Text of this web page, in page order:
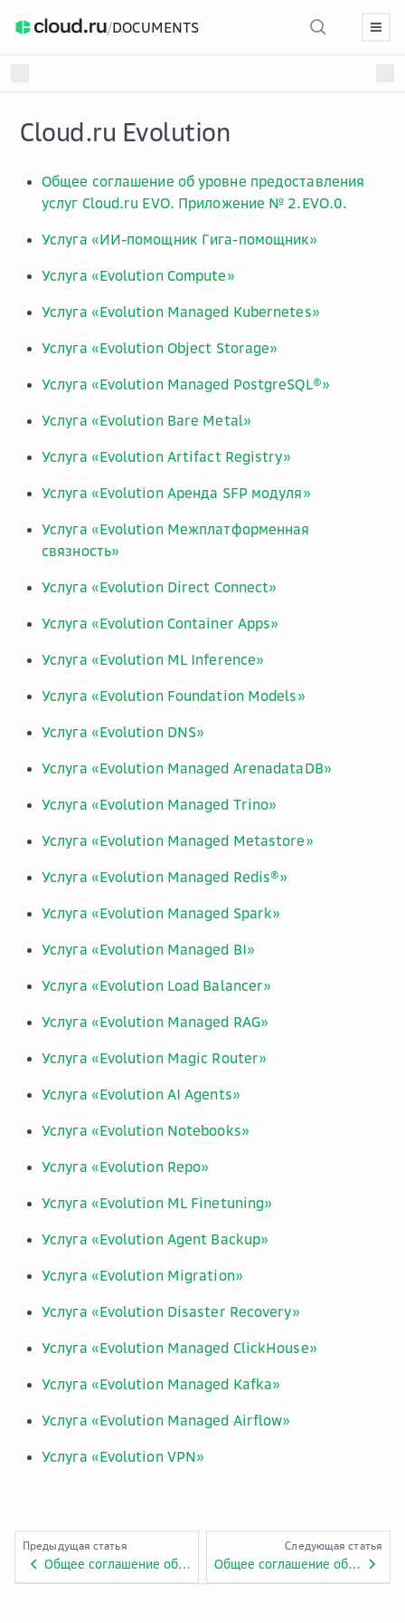
/DOCUMENTS
Cloud.ru Evolution
Общее соглашение об уровне предоставления
услуг Cloud.ru EVO. Приложение № 2.EVO.0.
Услуга «ИИ-помощник Гига-помощник»
Услуга «Evolution Compute»
Услуга «Evolution Managed Kubernetes»
Услуга «Evolution Object Storage»
Услуга «Evolution Managed PostgreSQL®»
Услуга «Evolution Bare Metal»
Услуга «Evolution Artifact Registry»
Услуга «Evolution Аренда SFP модуля»
Услуга «Evolution Межплатформенная
связность»
Услуга «Evolution Direct Connect»
Услуга «Evolution Container Apps»
Услуга «Evolution ML Inference»
Услуга «Evolution Foundation Models»
Услуга «Evolution DNS»
Услуга «Evolution Managed ArenadataDB»
Услуга «Evolution Managed Trino»
Услуга «Evolution Managed Metastore»
Услуга «Evolution Managed Redis®»
Услуга «Evolution Managed Spark»
Услуга «Evolution Managed BI»
Услуга «Evolution Load Balancer»
Услуга «Evolution Managed RAG»
Услуга «Evolution Magic Router»
Услуга «Evolution AI Agents»
Услуга «Evolution Notebooks»
Услуга «Evolution Repo»
Услуга «Evolution ML Finetuning»
Услуга «Evolution Agent Backup»
Услуга «Evolution Migration»
Услуга «Evolution Disaster Recovery»
Услуга «Evolution Managed ClickHouse»
Услуга «Evolution Managed Kafka»
Услуга «Evolution Managed Airflow»
Услуга «Evolution VPN»
Предыдущая статья
Общее соглашение об уровне предоставления услуг. Приложение № 2.0.
Следующая статья
Общее соглашение об уровне предоставления услуг Cloud.ru EVO. Приложение № 2.EVO.0.